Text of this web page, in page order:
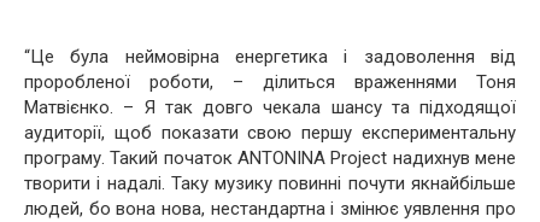
“Це була неймовірна енергетика і задоволення від
проробленої роботи, – ділиться враженнями Тоня
Матвієнко. – Я так довго чекала шансу та підходящої
аудиторії, щоб показати свою першу експериментальну
програму. Такий початок ANTONINA Рroject надихнув мене
творити і надалі. Таку музику повинні почути якнайбільше
людей, бо вона нова, нестандартна і змінює уявлення про